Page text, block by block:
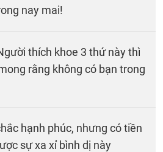
nay mai!
thích khoe 3 thứ này thì
rằng không có bạn trong
hạnh phúc, nhưng có tiền
sự xa xỉ bình dị này